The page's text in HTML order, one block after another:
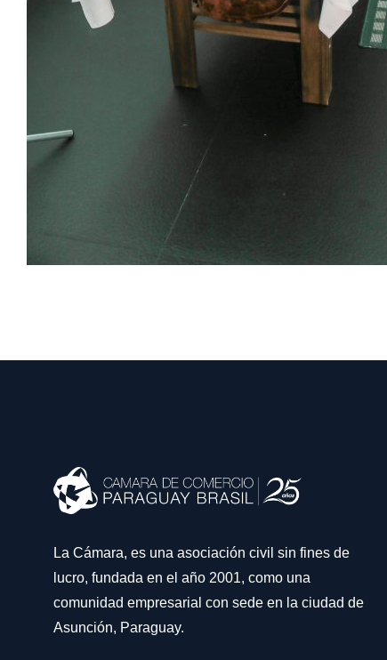
La Cámara, es una asociación civil sin fines de
lucro, fundada en el año 2001, como una
comunidad empresarial con sede en la ciudad de
Asunción, Paraguay.